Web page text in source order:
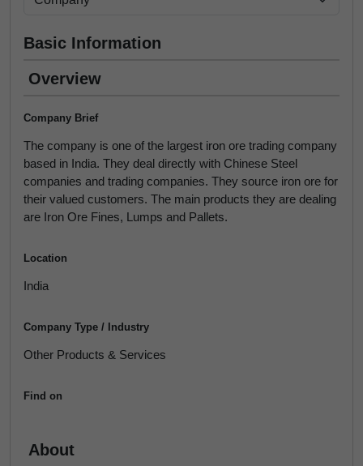
Basic Information
Overview
Company Brief
The company is one of the largest iron ore trading company
based in India. They deal directly with Chinese Steel
companies and trading companies. They source iron ore for
their valued customers. The main products they are dealing
are Iron Ore Fines, Lumps and Pallets.
Location
India
Company Type / Industry
Other Products & Services
Find on
About